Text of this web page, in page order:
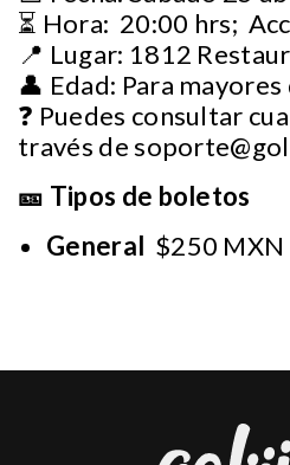
⏳ Hora: 20:00 hrs;
📍 Lugar: 1812
👤 Edad: Para
❓ Puedes consultar
través de
🎫 Tipos de boletos
General $250 MXN